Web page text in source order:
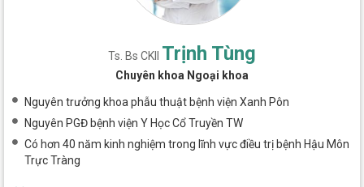
Ts. Bs CKII Trịnh Tùng
Chuyên khoa Ngoại khoa
Nguyên trưởng khoa phẫu thuật bệnh viện Xanh Pôn
Nguyên PGĐ bệnh viện Y Học Cổ Truyền TW
Có hơn 40 năm kinh nghiệm trong lĩnh vực điều trị bệnh Hậu Môn
Trực Tràng